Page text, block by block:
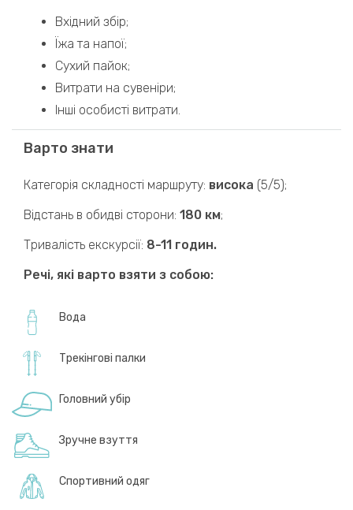
Вхідний збір;
Їжа та напої;
Сухий пайок;
Витрати на сувеніри;
Інші особисті витрати.
Варто знати
Категорія складності маршруту: висока (5/5);
Відстань в обидві сторони: 180 км;
Тривалість екскурсії: 8-11 годин.
Речі, які варто взяти з собою:
Вода
Трекінгові палки
Головний убір
Зручне взуття
Спортивний одяг